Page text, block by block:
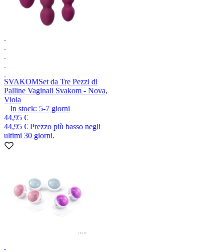
SVAKOMSet da Tre Pezzi di
Palline Vaginali Svakom - Nova,
Viola
In stock: 5-7 giorni
44,95 €
44,95 € Prezzo più basso negli
ultimi 30 giorni.